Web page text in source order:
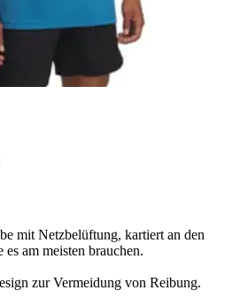
mit Netzbelüftung, kartiert an den
es am meisten brauchen.
zur Vermeidung von Reibung.